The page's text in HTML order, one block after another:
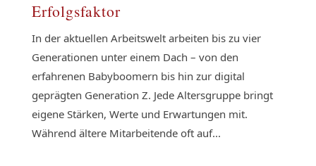
Erfolgsfaktor
In der aktuellen Arbeitswelt arbeiten bis zu vier
Generationen unter einem Dach – von den
erfahrenen Babyboomern bis hin zur digital
geprägten Generation Z. Jede Altersgruppe bringt
eigene Stärken, Werte und Erwartungen mit.
Während ältere Mitarbeitende oft auf...